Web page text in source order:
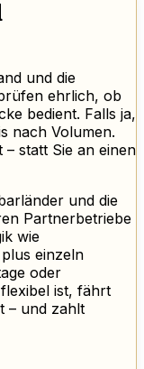
und die
ehrlich, ob
bedient. Falls ja,
nach Volumen.
statt Sie an einen
und die
Partnerbetriebe
wie
einzeln
oder
ist, fährt
– und zahlt